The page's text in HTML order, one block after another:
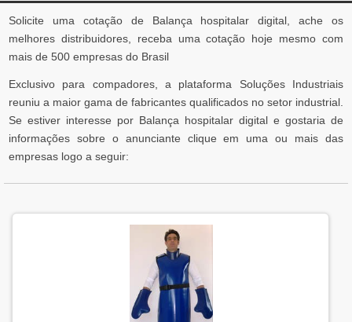
Solicite uma cotação de Balança hospitalar digital, ache os
melhores distribuidores, receba uma cotação hoje mesmo com
mais de 500 empresas do Brasil
Exclusivo para compadores, a plataforma Soluções Industriais
reuniu a maior gama de fabricantes qualificados no setor industrial.
Se estiver interesse por Balança hospitalar digital e gostaria de
informações sobre o anunciante clique em uma ou mais das
empresas logo a seguir: